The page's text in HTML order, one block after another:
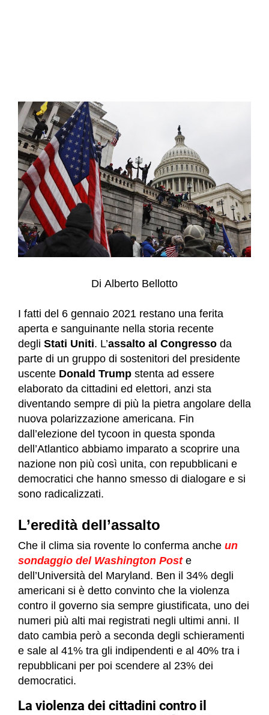
Di Alberto Bellotto
I fatti del 6 gennaio 2021 restano una ferita
aperta e sanguinante nella storia recente
degli Stati Uniti. L’assalto al Congresso da
parte di un gruppo di sostenitori del presidente
uscente Donald Trump stenta ad essere
elaborato da cittadini ed elettori, anzi sta
diventando sempre di più la pietra angolare della
nuova polarizzazione americana. Fin
dall’elezione del tycoon in questa sponda
dell’Atlantico abbiamo imparato a scoprire una
nazione non più così unita, con repubblicani e
democratici che hanno smesso di dialogare e si
sono radicalizzati.
L’eredità dell’assalto
Che il clima sia rovente lo conferma anche un
sondaggio del Washington Poste
dell’Università del Maryland. Ben il 34% degli
americani si è detto convinto che la violenza
contro il governo sia sempre giustificata, uno dei
numeri più alti mai registrati negli ultimi anni. Il
dato cambia però a seconda degli schieramenti
e sale al 41% tra gli indipendenti e al 40% tra i
repubblicani per poi scendere al 23% dei
democratici.